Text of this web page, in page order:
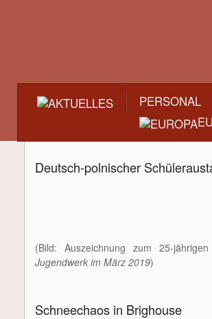
PERSONAL
Deutsch-polnischer
(Bild: Auszeichnung zum 25-
Jugendwerk im März 2019)
Schneechaos in Brighouse